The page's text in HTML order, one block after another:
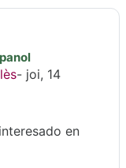
- joi, 14
en